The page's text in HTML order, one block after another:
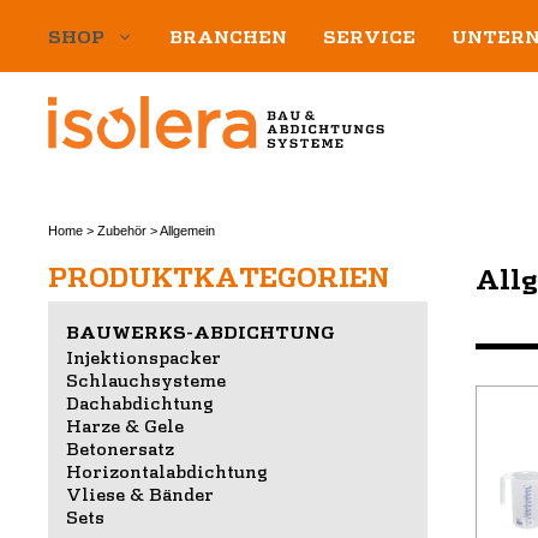
SHOP BRANCHEN SERVICE
weist
Home > Zubehör >Allgemein
PRODUKTKATEGORIEN
BAUWERKS-ABDICHTUNG
Injektionspacker
Schlauchsysteme
Dachabdichtung
Harze & Gele
Betonersatz
Horizontalabdichtung
Vliese & Bänder
Sets